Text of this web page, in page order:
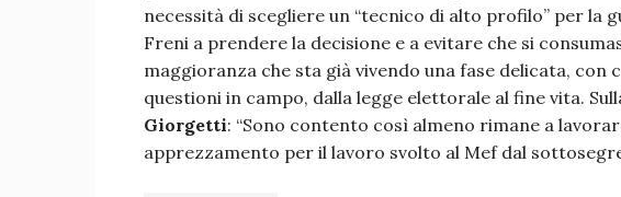
necessità di scegliere un “tecnico di alto profilo” per la
Freni a prendere la decisione e a evitare che si
maggioranza che sta già vivendo una fase delicata,
questioni in campo, dalla legge elettorale al fine vita.
Giorgetti: “Sono contento così almeno rimane a
apprezzamento per il lavoro svolto al Mef dal